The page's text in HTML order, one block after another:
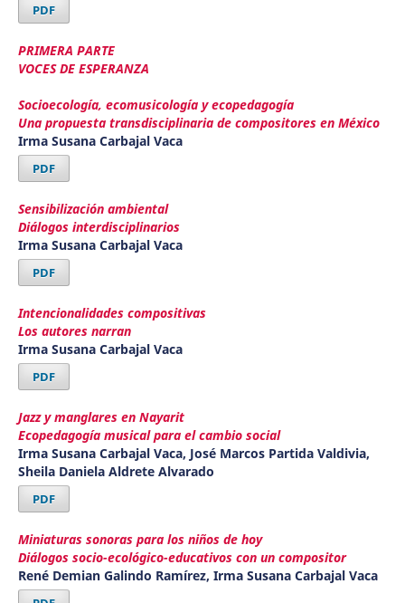
PDF
PRIMERA PARTE
VOCES DE ESPERANZA
Socioecología, ecomusicología y ecopedagogía
Una propuesta transdisciplinaria de compositores en México
Irma Susana Carbajal Vaca
PDF
Sensibilización ambiental
Diálogos interdisciplinarios
Irma Susana Carbajal Vaca
PDF
Intencionalidades compositivas
Los autores narran
Irma Susana Carbajal Vaca
PDF
Jazz y manglares en Nayarit
Ecopedagogía musical para el cambio social
Irma Susana Carbajal Vaca, José Marcos Partida Valdivia,
Sheila Daniela Aldrete Alvarado
PDF
Miniaturas sonoras para los niños de hoy
Diálogos socio-ecológico-educativos con un compositor
René Demian Galindo Ramírez, Irma Susana Carbajal Vaca